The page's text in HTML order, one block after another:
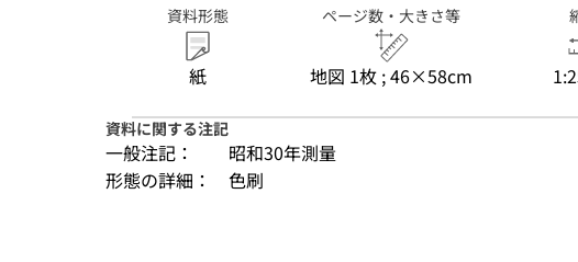
資料形態
紙
ページ数・大きさ等
地図 1枚 ; 46×58cm
資料に関する注記
一般注記：
昭和30年測量
形態の詳細：
色刷